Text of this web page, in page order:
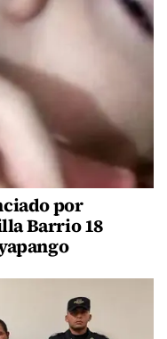
por
Barrio 18